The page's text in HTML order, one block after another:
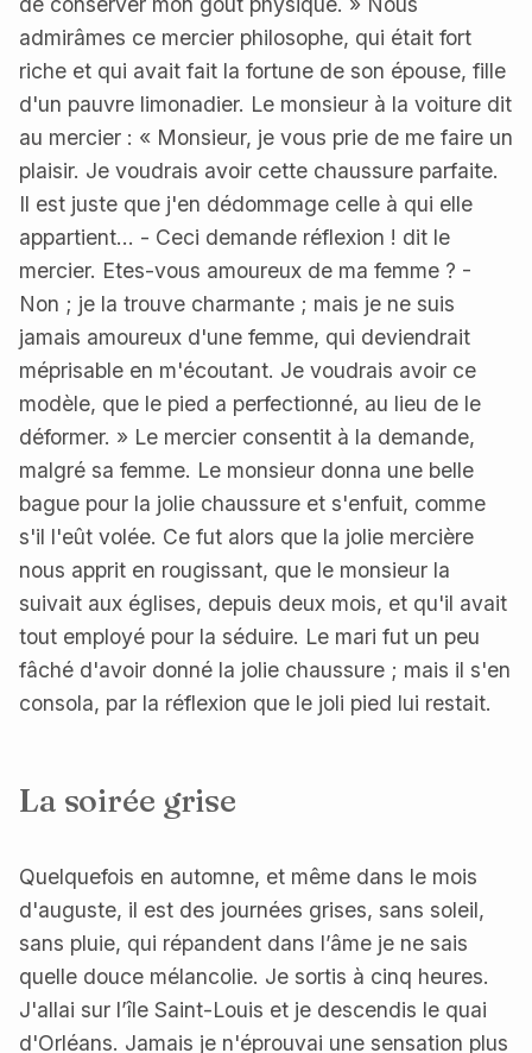
admirâmes ce mercier philosophe, qui était fort
riche et qui avait fait la fortune de son épouse, fille
d'un pauvre limonadier. Le monsieur à la voiture dit
au mercier : « Monsieur, je vous prie de me faire un
plaisir. Je voudrais avoir cette chaussure parfaite.
Il est juste que j'en dédommage celle à qui elle
appartient... - Ceci demande réflexion ! dit le
mercier. Etes-vous amoureux de ma femme ? -
Non ; je la trouve charmante ; mais je ne suis
jamais amoureux d'une femme, qui deviendrait
méprisable en m'écoutant. Je voudrais avoir ce
modèle, que le pied a perfectionné, au lieu de le
déformer. » Le mercier consentit à la demande,
malgré sa femme. Le monsieur donna une belle
bague pour la jolie chaussure et s'enfuit, comme
s'il l'eût volée. Ce fut alors que la jolie mercière
nous apprit en rougissant, que le monsieur la
suivait aux églises, depuis deux mois, et qu'il avait
tout employé pour la séduire. Le mari fut un peu
fâché d'avoir donné la jolie chaussure ; mais il s'en
consola, par la réflexion que le joli pied lui restait.
La soirée grise
Quelquefois en automne, et même dans le mois
d'auguste, il est des journées grises, sans soleil,
sans pluie, qui répandent dans l’âme je ne sais
quelle douce mélancolie. Je sortis à cinq heures.
J'allai sur l’île Saint-Louis et je descendis le quai
d'Orléans. Jamais je n'éprouvai une sensation plus